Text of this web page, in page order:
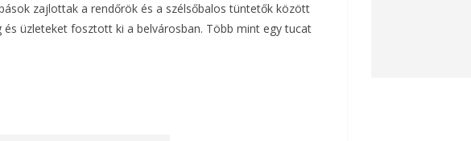
zajlottak a rendőrök és a szélsőbalos tüntetők között
üzleteket fosztott ki a belvárosban. Több mint egy tucat